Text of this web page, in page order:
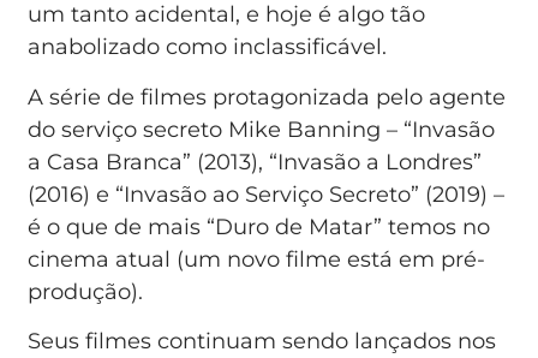
um tanto acidental, e hoje é algo tão
anabolizado como inclassificável.
A série de filmes protagonizada pelo agente
do serviço secreto Mike Banning – “Invasão
a Casa Branca” (2013), “Invasão a Londres”
(2016) e “Invasão ao Serviço Secreto” (2019) –
é o que de mais “Duro de Matar” temos no
cinema atual (um novo filme está em pré-
produção).
Seus filmes continuam sendo lançados nos